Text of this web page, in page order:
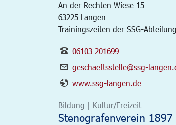
An der Rechten Wiese 15
63225 Langen
Trainingszeiten der SSG-
06103 201699
geschaeftsstelle@ssg-
www.ssg-langen.de
Bildung | Kultur/Freizeit
Stenografenverein 1897